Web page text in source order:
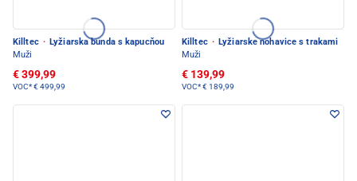
Killtec · Lyžiarska bunda s kapucňou
Muži
€ 399,99
VOC*€ 499,99
Killtec · Lyžiarske nohavice s trakami
Muži
€ 139,99
VOC*€ 189,99